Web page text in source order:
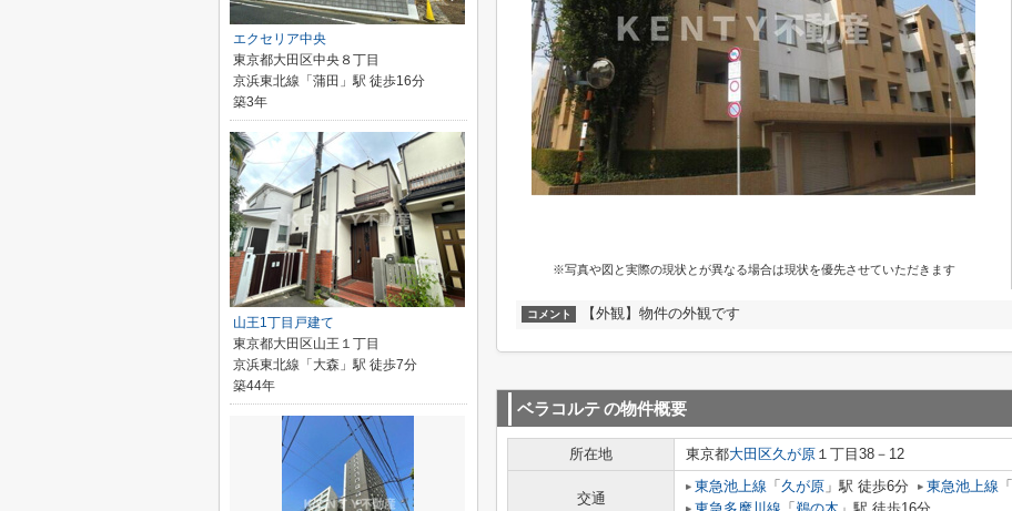
※写真や図と実際の現状とが異なる場合は現状を優先させていただきます
コメント 【外観】物件の外観です
ベラコルテの物件概要
所在地 東京都大田区久が原 １丁目38－12
交通
東急池上線 「 久が原 」駅 徒歩6分 東急池上線 「
エクセリア中央
東京都大田区中央８丁目
京浜東北線「蒲田」駅 徒歩16分
築3年
山王1丁目戸建て
東京都大田区山王１丁目
京浜東北線「大森」駅 徒歩7分
築44年